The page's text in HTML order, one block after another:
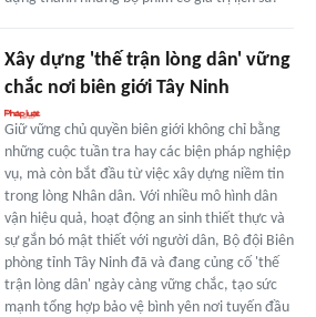
Xây dựng 'thế trận lòng dân' vững
chắc nơi biên giới Tây Ninh
Giữ vững chủ quyền biên giới không chỉ bằng
những cuộc tuần tra hay các biện pháp nghiệp
vụ, mà còn bắt đầu từ việc xây dựng niềm tin
trong lòng Nhân dân. Với nhiều mô hình dân
vận hiệu quả, hoạt động an sinh thiết thực và
sự gắn bó mật thiết với người dân, Bộ đội Biên
phòng tỉnh Tây Ninh đã và đang củng cố 'thế
trận lòng dân' ngày càng vững chắc, tạo sức
mạnh tổng hợp bảo vệ bình yên nơi tuyến đầu